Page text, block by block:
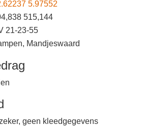
5.97552
515,144
21-23-55
Mandjeswaard
geen